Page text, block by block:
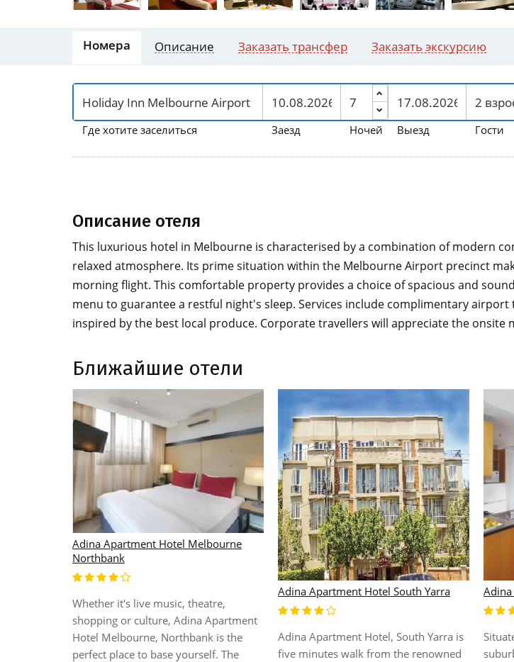
Номера Описание Заказать трансфер Заказать экскурсию
Где хотите заселиться Заезд Ночей Выезд Гости
Описание отеля
This luxurious hotel in Melbourne is characterised by a combination of modern
relaxed atmosphere. Its prime situation within the Melbourne Airport precinct
morning flight. This comfortable property provides a choice of spacious and
menu to guarantee a restful night's sleep. Services include complimentary
inspired by the best local produce. Corporate travellers will appreciate the
Ближайшие отели
Adina Apartment Hotel Melbourne
Northbank
Whether it's live music, theatre,
shopping or culture, Adina Apartment
Hotel Melbourne, Northbank is the
perfect place to base yourself. The
Adina Apartment Hotel South Yarra
Adina Apartment Hotel, South Yarra is
five minutes walk from the renowned